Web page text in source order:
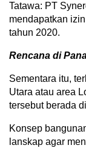
Tatawa: PT
mendapatkan
tahun 2020.
Rencana di
Sementara itu,
Utara atau area
tersebut berada
Konsep
lanskap agar